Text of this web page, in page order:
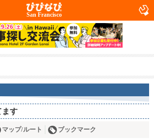
San Francisco
ます
マップ/ルート ブックマーク